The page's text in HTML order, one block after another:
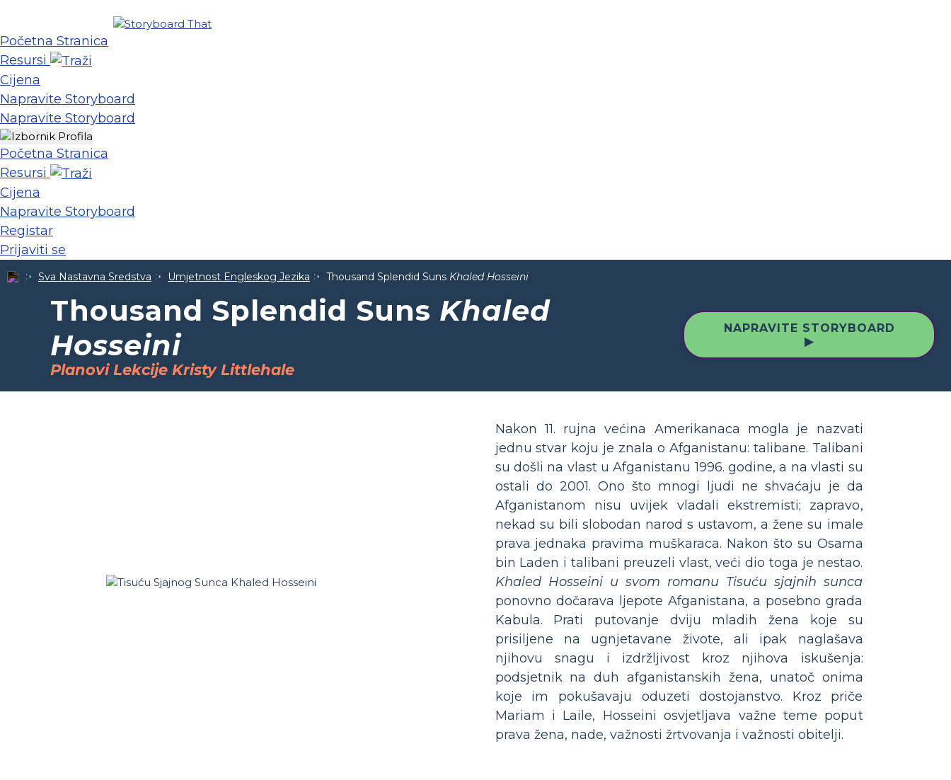
Početna Stranica
Resursi
Cijena
Napravite Storyboard
Napravite Storyboard
Početna Stranica
Resursi
Cijena
Napravite Storyboard
Registar
Prijaviti se
Sva Nastavna Sredstva Umjetnost Engleskog Jezika Thousand Splendid Suns Khaled Hosseini
Thousand Splendid Suns Khaled
Hosseini
Planovi Lekcije Kristy Littlehale
NAPRAVITE STORYBOARD
▶
Nakon 11. rujna većina Amerikanaca mogla je nazvati
jednu stvar koju je znala o Afganistanu: talibane. Talibani
su došli na vlast u Afganistanu 1996. godine, a na vlasti su
ostali do 2001. Ono što mnogi ljudi ne shvaćaju je da
Afganistanom nisu uvijek vladali ekstremisti; zapravo,
nekad su bili slobodan narod s ustavom, a žene su imale
prava jednaka pravima muškaraca. Nakon što su Osama
bin Laden i talibani preuzeli vlast, veći dio toga je nestao.
Khaled Hosseini u svom romanu Tisuću sjajnih sunca
ponovno dočarava ljepote Afganistana, a posebno grada
Kabula. Prati putovanje dviju mladih žena koje su
prisiljene na ugnjetavane živote, ali ipak naglašava
njihovu snagu i izdržljivost kroz njihova iskušenja:
podsjetnik na duh afganistanskih žena, unatoč onima
koje im pokušavaju oduzeti dostojanstvo. Kroz priče
Mariam i Laile, Hosseini osvjetljava važne teme poput
prava žena, nade, važnosti žrtvovanja i važnosti obitelji.